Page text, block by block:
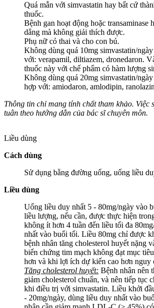
Quá mẫn với simvastatin hay bất cứ
thuốc.
Bệnh gan hoạt động hoặc transaminase
dẳng mà không giải thích được.
Phụ nữ có thai và cho con bú.
Không dùng quá 10mg simvastatin/
với: verapamil, diltiazem, dronedaron.
thuốc này với chế phẩm có hàm lượng
Không dùng quá 20mg simvastatin/
hợp với: amiodaron, amlodipin,
Thông tin chỉ mang tính chất tham khảo. Việc
tuân theo hướng dẫn của bác sĩ chuyên môn.
Liều dùng
Cách dùng
Sử dụng bằng đường uống, uống liều
Liều dùng
Uống liều duy nhất 5 - 80mg/ngày vào
liều lượng, nếu cần, được thực hiện
không ít hơn 4 tuần đến liều tối đa
nhất vào buổi tối. Liều 80mg chỉ được
bệnh nhân tăng cholesterol huyết nặng
biến chứng tim mạch không đạt mục
hơn và khi lợi ích dự kiến cao hơn nguy
Tăng cholesterol huyết: Bệnh nhân nên
giảm cholesterol chuẩn, và nên tiếp tục
khi điều trị với simvastatin. Liều khởi
- 20mg/ngày, dùng liều duy nhất vào